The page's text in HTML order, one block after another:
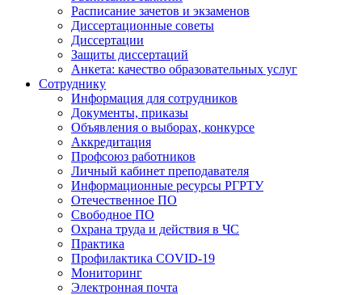
Расписание зачетов и экзаменов
Диссертационные советы
Диссертации
Защиты диссертаций
Анкета: качество образовательных услуг
Сотруднику
Информация для сотрудников
Документы, приказы
Объявления о выборах, конкурсе
Аккредитация
Профсоюз работников
Личный кабинет преподавателя
Информационные ресурсы РГРТУ
Отечественное ПО
Свободное ПО
Охрана труда и действия в ЧС
Практика
Профилактика COVID-19
Мониторинг
Электронная почта